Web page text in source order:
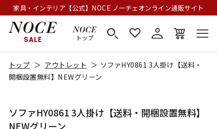
家具・インテリア【公式】NOCE ノーチェオンライン通販サイト
SALE トップ
トップ アウトレット
ソファHY0861 3人掛け【送料・
開梱設置無料】NEWグリーン
ソファHY0861 3人掛け【送料・開梱設置無料】
NEWグリーン